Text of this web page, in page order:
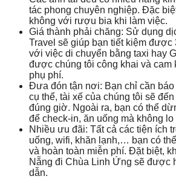
tác phong chuyên nghiệp. Đặc
không với rượu bia khi làm việc.
Giá thành phải chăng: Sử dụng
Travel sẽ giúp bạn tiết kiệm được
với việc di chuyển bằng taxi hay
được chúng tôi công khai và cam
phụ phí.
Đưa đón tận nơi: Bạn chỉ cần
cụ thể, tài xế của chúng tôi sẽ
đúng giờ. Ngoài ra, bạn có thể
để check-in, ăn uống mà không
Nhiều ưu đãi: Tất cả các tiện ích
uống, wifi, khăn lạnh,… bạn có
và hoàn toàn miễn phí. Đặt biệt,
Nẵng đi Chùa Linh Ứng sẽ được
dẫn.